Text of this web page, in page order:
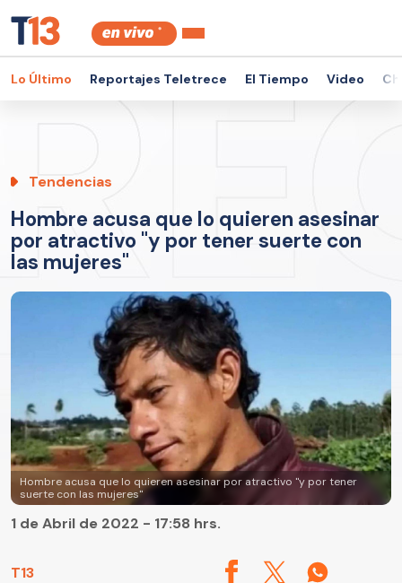
Lo Último Reportajes Teletrece El Tiempo Video
Tendencias
Hombre acusa que lo quieren asesinar
por atractivo "y por tener suerte con
las mujeres"
Hombre acusa que lo quieren asesinar por atractivo "y por tener
suerte con las mujeres"
T13
1 de Abril de 2022 - 17:58 hrs.